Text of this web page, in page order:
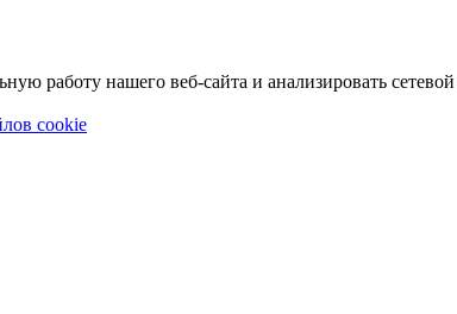
работу нашего веб-сайта и анализировать
cookie